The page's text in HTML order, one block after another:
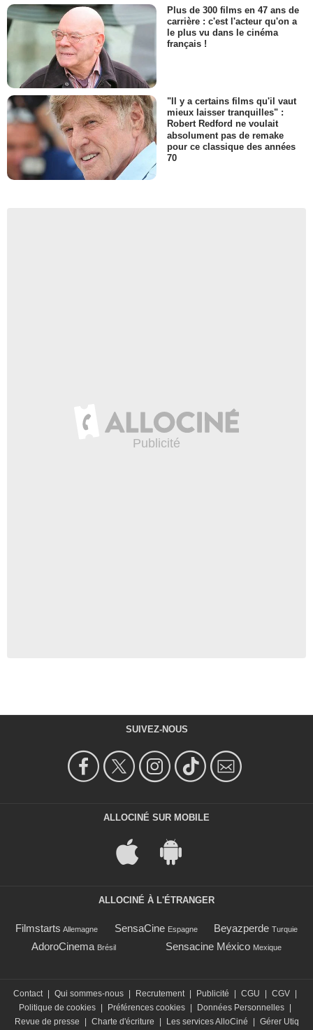
Plus de 300 films en 47 ans de
carrière : c'est l'acteur qu'on a
le plus vu dans le cinéma
français !
"Il y a certains films qu'il vaut
mieux laisser tranquilles" :
Robert Redford ne voulait
absolument pas de remake
pour ce classique des années
70
SUIVEZ-NOUS
ALLOCINÉ SUR MOBILE
ALLOCINÉ À L'ÉTRANGER
Filmstarts Allemagne SensaCine Espagne Beyazperde Turquie
AdoroCinema Brésil Sensacine México Mexique
Contact | Qui sommes-nous | Recrutement | Publicité | CGU | CGV |
Politique de cookies | Préférences cookies | Données Personnelles |
Revue de presse
| Charte d'écriture | Les services AlloCiné | Gérer Utiq